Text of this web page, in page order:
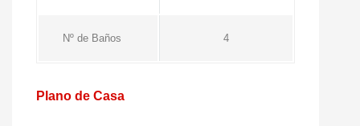
Nº de Baños 4
Plano de Casa